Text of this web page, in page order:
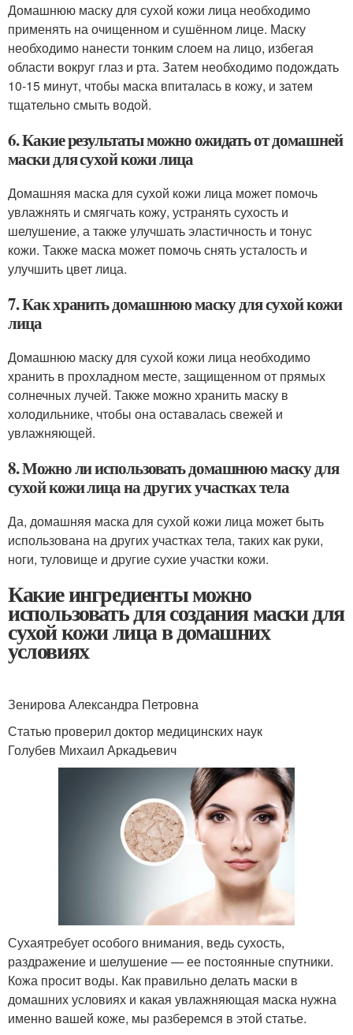
Домашнюю маску для сухой кожи лица необходимо
применять на очищенном и сушённом лице. Маску
необходимо нанести тонким слоем на лицо, избегая
области вокруг глаз и рта. Затем необходимо подождать
10-15 минут, чтобы маска впиталась в кожу, и затем
тщательно смыть водой.
6. Какие результаты можно ожидать от домашней
маски для сухой кожи лица
Домашняя маска для сухой кожи лица может помочь
увлажнять и смягчать кожу, устранять сухость и
шелушение, а также улучшать эластичность и тонус
кожи. Также маска может помочь снять усталость и
улучшить цвет лица.
7. Как хранить домашнюю маску для сухой кожи
лица
Домашнюю маску для сухой кожи лица необходимо
хранить в прохладном месте, защищенном от прямых
солнечных лучей. Также можно хранить маску в
холодильнике, чтобы она оставалась свежей и
увлажняющей.
8. Можно ли использовать домашнюю маску для
сухой кожи лица на других участках тела
Да, домашняя маска для сухой кожи лица может быть
использована на других участках тела, таких как руки,
ноги, туловище и другие сухие участки кожи.
Какие ингредиенты можно
использовать для создания маски для
сухой кожи лица в домашних
условиях
Зенирова Александра Петровна
Статью проверил доктор медицинских наук
Голубев Михаил Аркадьевич
Сухаятребует особого внимания, ведь сухость,
раздражение и шелушение — ее постоянные спутники.
Кожа просит воды. Как правильно делать маски в
домашних условиях и какая увлажняющая маска нужна
именно вашей коже, мы разберемся в этой статье.